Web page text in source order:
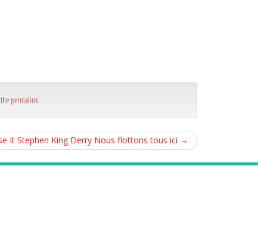
permalink.
It Stephen King Derry Nous flottons tous ici →